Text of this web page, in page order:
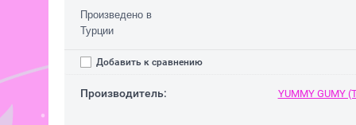
Произведено в
Турции
Добавить к сравнению
Производитель: YUMMY GUMY